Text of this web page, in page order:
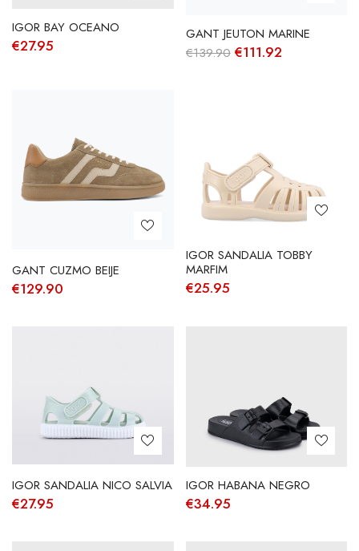
IGOR BAY OCEANO
€27.95
GANT JEUTON MARINE
€139.90 O
€111.92O
GANT CUZMO BEIJE
€129.90
IGOR SANDALIA TOBBY
MARFIM
€25.95
IGOR SANDALIA NICO SALVIA
€27.95
IGOR HABANA NEGRO
€34.95